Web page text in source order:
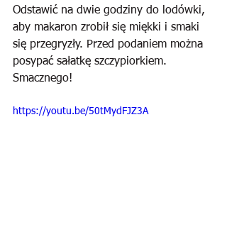
Odstawić na dwie godziny do lodówki,
aby makaron zrobił się miękki i smaki
się przegryzły. Przed podaniem można
posypać sałatkę szczypiorkiem.
Smacznego!
https://youtu.be/50tMydFJZ3A